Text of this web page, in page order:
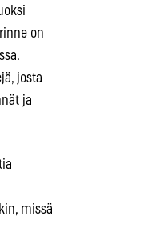
on
josta
ja
missä